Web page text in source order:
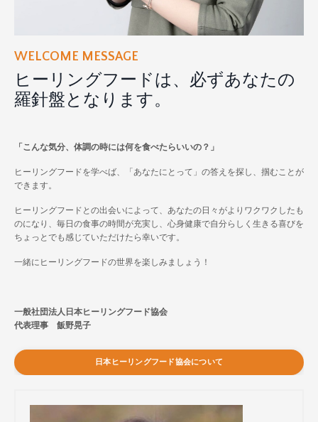
WELCOME MESSAGE
ヒーリングフードは、必ずあなたの
羅針盤となります。
「こんな気分、体調の時には何を食べたらいいの？」
ヒーリングフードを学べば、「あなたにとって」の答えを探し、掴むことが
できます。
ヒーリングフードとの出会いによって、あなたの日々がよりワクワクしたも
のになり、毎日の食事の時間が充実し、心身健康で自分らしく生きる喜びを
ちょっとでも感じていただけたら幸いです。
一緒にヒーリングフードの世界を楽しみましょう！
一般社団法人日本ヒーリングフード協会
代表理事 飯野晃子
日本ヒーリングフード協会について